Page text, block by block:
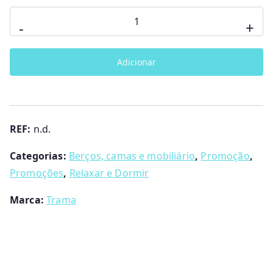
g
:
8
t
h
-
de
CAMA-
+
Adicionar
REF: n.d.
Categorias: Berços, camas e mobiliário, Promoção,
Promoções, Relaxar e Dormir
Marca:Trama